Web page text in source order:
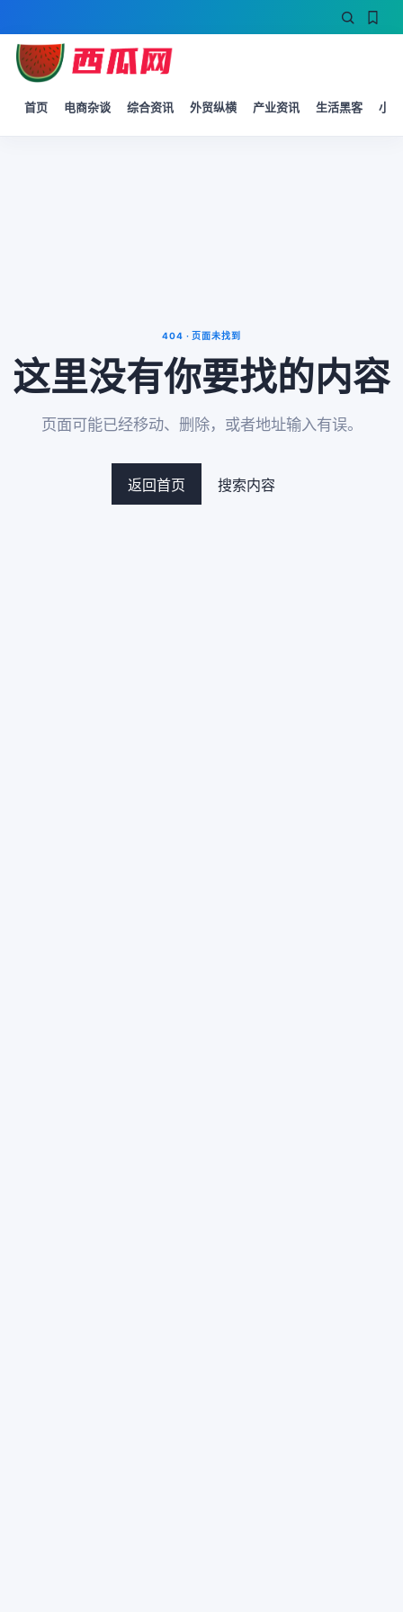
首页 电商杂谈 综合资讯 外贸纵横 产业资讯 生活黑客 小
404 · 页面未找到
这里没有你要找的内容
页面可能已经移动、删除，或者地址输入有误。
返回首页 搜索内容